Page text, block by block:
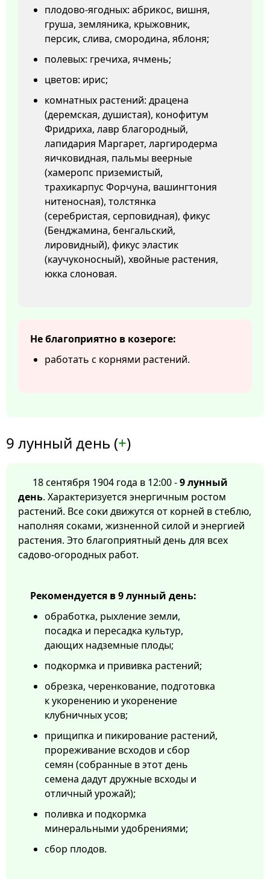
плодово-ягодных: абрикос, вишня,
груша, земляника, крыжовник,
персик, слива, смородина, яблоня;
полевых: гречиха, ячмень;
цветов: ирис;
комнатных растений: драцена
(деремская, душистая), конофитум
Фридриха, лавр благородный,
лапидария Маргарет, ларгиродерма
яичковидная, пальмы веерные
(хамеропс приземистый,
трахикарпус Форчуна, вашингтония
нитеносная), толстянка
(серебристая, серповидная), фикус
(Бенджамина, бенгальский,
лировидный), фикус эластик
(каучуконосный), хвойные растения,
юкка слоновая.
Не благоприятно в козероге:
работать с корнями растений.
9 лунный день (+)
18 сентября 1904 года в 12:00 -9 лунный
день. Характеризуется энергичным ростом
растений. Все соки движутся от корней в стеблю,
наполняя соками, жизненной силой и энергией
растения. Это благоприятный день для всех
садово-огородных работ.
Рекомендуется в 9 лунный день:
обработка, рыхление земли,
посадка и пересадка культур,
дающих надземные плоды;
подкормка и прививка растений;
обрезка, черенкование, подготовка
к укоренению и укоренение
клубничных усов;
прищипка и пикирование растений,
прореживание всходов и сбор
семян (собранные в этот день
семена дадут дружные всходы и
отличный урожай);
поливка и подкормка
минеральными удобрениями;
сбор плодов.